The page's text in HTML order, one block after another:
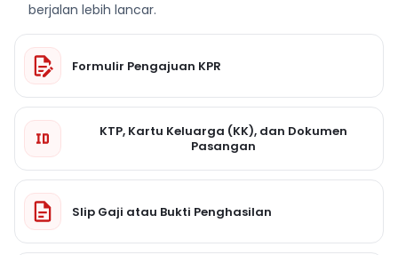
berjalan lebih lancar.
Formulir Pengajuan KPR
KTP, Kartu Keluarga (KK), dan Dokumen
Pasangan
Slip Gaji atau Bukti Penghasilan